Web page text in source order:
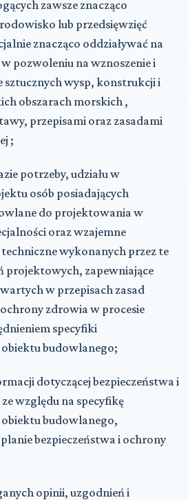
zawsze znacząco
lub przedsięwzięć
znacząco oddziaływać na
pozwoleniu na wznoszenie i
wysp, konstrukcji i
obszarach morskich ,
przepisami oraz zasadami
;
potrzeby, udziału w
osób posiadających
do projektowania w
oraz wzajemne
wykonanych przez te
projektowych, zapewniające
w przepisach zasad
zdrowia w procesie
specyfiki
budowlanego;
dotyczącej bezpieczeństwa i
względu na specyfikę
budowlanego,
bezpieczeństwa i ochrony
opinii, uzgodnień i